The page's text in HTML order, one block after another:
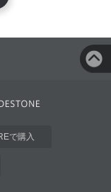
で購入